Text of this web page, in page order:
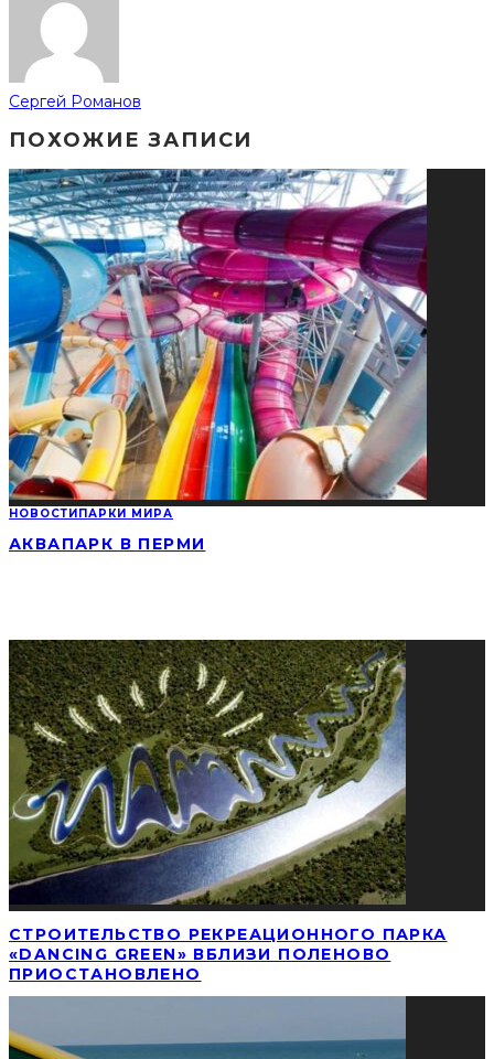
Сергей Романов
ПОХОЖИЕ ЗАПИСИ
НОВОСТИ ПАРКИ МИРА
АКВАПАРК В ПЕРМИ
СТРОИТЕЛЬСТВО РЕКРЕАЦИОННОГО ПАРКА
«DANCING GREEN» ВБЛИЗИ ПОЛЕНОВО
ПРИОСТАНОВЛЕНО